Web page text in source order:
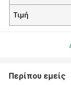
Τιμή
Περίπου εμείς